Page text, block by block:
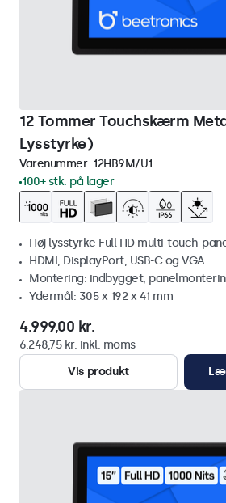
12 Tommer Touchskærm
Lysstyrke)
Varenummer: 12HB9M/U1
100+ stk. på lager
Høj lysstyrke Full HD multi-touch-
HDMI, DisplayPort, USB-C og VGA
Montering: indbygget,
Ydermål: 305 x 192 x 41 mm
4.999,00 kr.
6.248,75 kr. inkl. moms
Vis produkt